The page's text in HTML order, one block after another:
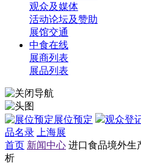
观众及媒体
活动论坛及赞助
展馆交通
中食在线
展商列表
展品列表
展位预定 观众登
品名录
上海展
首页 新闻中心 进口食品境外生
析